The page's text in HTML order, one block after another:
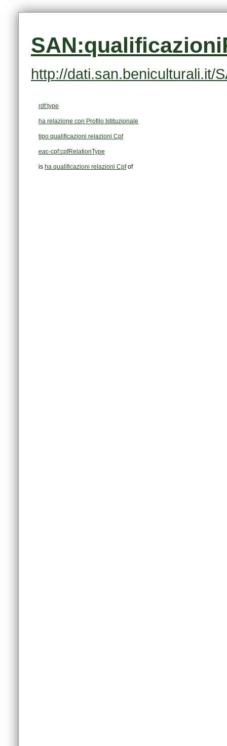
http://dati.san.beniculturali.it/
rdf:type
ha relazione con Profilo Istituzionale
tipo qualificazioni relazioni Cpf
eac-cpf:cpfRelationType
is ha qualificazioni relazioni Cpfof